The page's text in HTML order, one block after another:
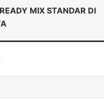
MIX STANDAR DI